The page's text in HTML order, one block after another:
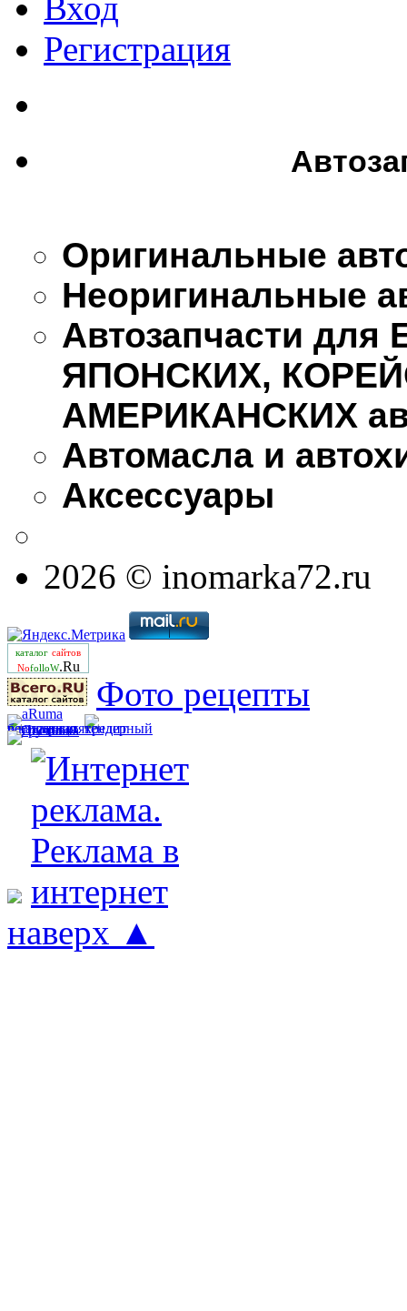
Регистрация
Оригинальные
Неоригинальные
Автозапчасти
ЯПОНСКИХ,
АМЕРИКАНСКИХ
Автомасла и
Аксессуары
2026 © inomarka72.ru
каталог сайтов
NofolloW.Ru
Фото рецепты
наверх ▲